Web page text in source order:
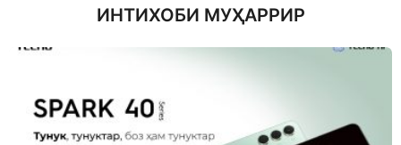
ИНТИХОБИ МУҲАРРИР